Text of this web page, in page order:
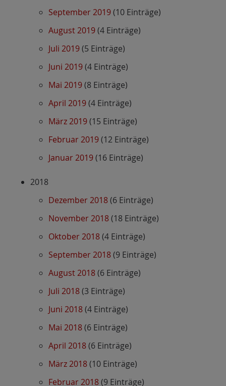
September 2019(10 Einträge)
August 2019(4 Einträge)
Juli 2019(5 Einträge)
Juni 2019(4 Einträge)
Mai 2019(8 Einträge)
April 2019(4 Einträge)
März 2019(15 Einträge)
Februar 2019(12 Einträge)
Januar 2019(16 Einträge)
2018
Dezember 2018(6 Einträge)
November 2018(18 Einträge)
Oktober 2018(4 Einträge)
September 2018(9 Einträge)
August 2018(6 Einträge)
Juli 2018(3 Einträge)
Juni 2018(4 Einträge)
Mai 2018(6 Einträge)
April 2018(6 Einträge)
März 2018(10 Einträge)
Februar 2018(9 Einträge)